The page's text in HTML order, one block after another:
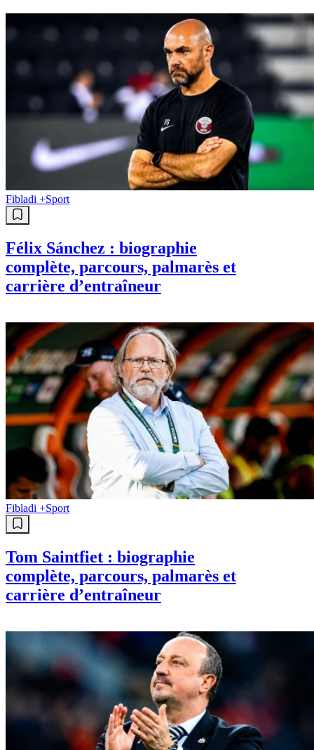
Fibladi +Sport
Félix Sánchez : biographie
complète, parcours, palmarès et
carrière d’entraîneur
Fibladi +Sport
Tom Saintfiet : biographie
complète, parcours, palmarès et
carrière d’entraîneur